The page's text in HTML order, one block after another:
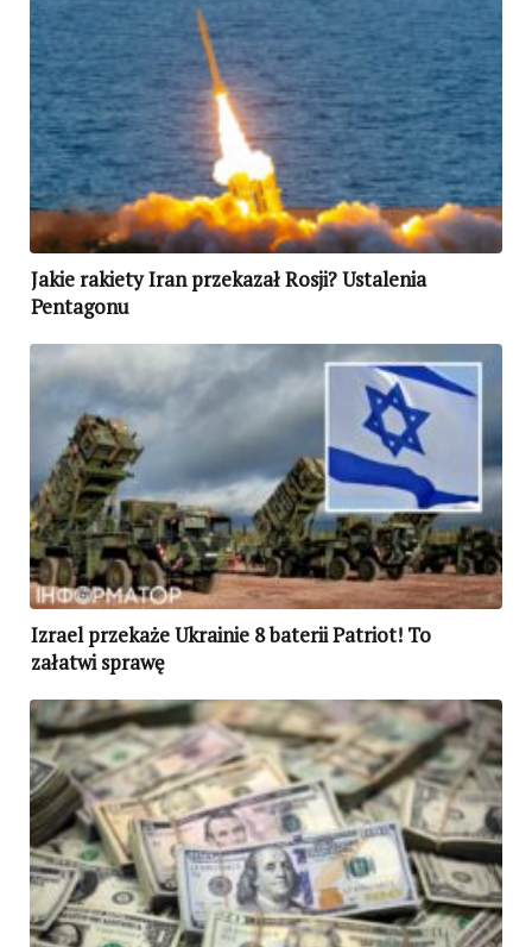
Jakie rakiety Iran przekazał Rosji? Ustalenia
Pentagonu
Izrael przekaże Ukrainie 8 baterii Patriot! To
załatwi sprawę